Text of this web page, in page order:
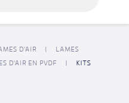
D'AIR
LAMES
D'AIR EN PVDF
KITS